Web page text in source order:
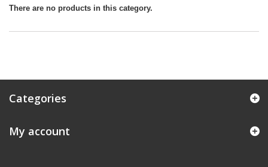
There are no products in this category.
Categories
My account